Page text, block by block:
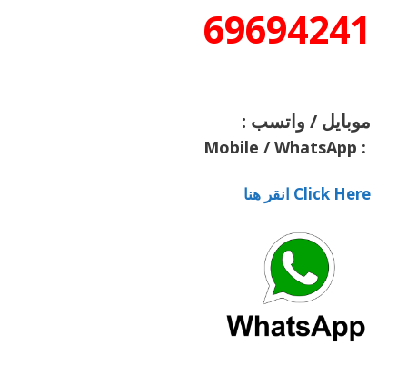
69694241
موبايل / واتسب :
:
Mobile / WhatsApp
Click Here انقر هنا